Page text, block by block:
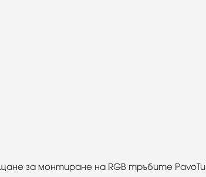
за монтиране на RGB тръбите